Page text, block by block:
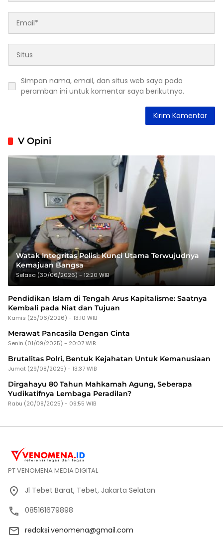
Simpan nama, email, dan situs web saya pada
peramban ini untuk komentar saya berikutnya.
V Opini
Watak Integritas Polisi: Kunci Utama Terwujudnya
Kemajuan Bangsa
Selasa (30/06/2026) - 12:20 WIB
Pendidikan Islam di Tengah Arus Kapitalisme: Saatnya
Kembali pada Niat dan Tujuan
Kamis (25/06/2026) - 13:10 WIB
Merawat Pancasila Dengan Cinta
Senin (01/09/2025) - 20:07 WIB
Brutalitas Polri, Bentuk Kejahatan Untuk Kemanusiaan
Jumat (29/08/2025) - 13:37 WIB
Dirgahayu 80 Tahun Mahkamah Agung, Seberapa
Yudikatifnya Lembaga Peradilan?
Rabu (20/08/2025) - 09:55 WIB
PT VENOMENA MEDIA DIGITAL
Jl Tebet Barat, Tebet, Jakarta Selatan
085161679898
redaksi.venomena@gmail.com